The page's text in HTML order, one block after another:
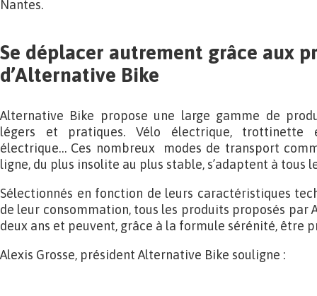
Nantes.
Se déplacer autrement grâce aux
d’Alternative Bike
Alternative Bike propose une large gamme de
légers et pratiques. Vélo électrique, trottinette
électrique… Ces nombreux modes de transport
ligne, du plus insolite au plus stable, s’adaptent à tous
Sélectionnés en fonction de leurs caractéristiques
de leur consommation, tous les produits proposés par
deux ans et peuvent, grâce à la formule sérénité, être
Alexis Grosse, président Alternative Bike souligne :